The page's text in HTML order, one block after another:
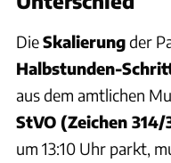
DieSkalierungder
Halbstunden-
aus dem amtlichen
StVO (Zeichen 314/
um 13:10 Uhr parkt,